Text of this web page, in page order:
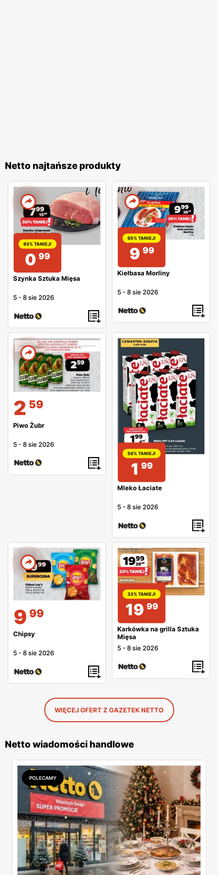
Netto najtańsze produkty
93% TANIEJ!
0 99
Szynka Sztuka Mięsa
5 -8 sie 2026
65% TANIEJ!
9 99
Kiełbasa Morliny
5 -8 sie 2026
2 59
Piwo Żubr
5 -8 sie 2026
58% TANIEJ!
1 99
Mleko Łaciate
5 -8 sie 2026
9 99
Chipsy
5 -8 sie 2026
33% TANIEJ!
19 99
Karkówka na grilla Sztuka
Mięsa
5 -8 sie 2026
WIĘCEJ OFERT Z GAZETEK NETTO
Netto wiadomości handlowe
POLECAMY